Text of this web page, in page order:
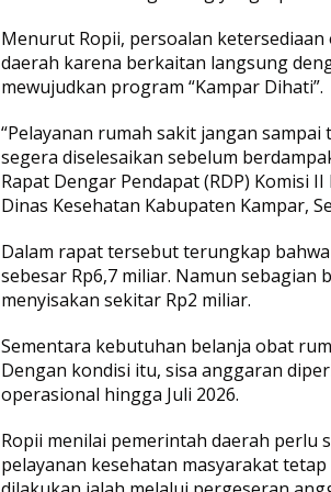
g
r
a
k
p
a
t
A
s
i
A
c
m
a
K
e
k
s
A
p
p
b
o
o
k
n
t
L
n
k
e
Menurut Ropii, persoalan
daerah karena berkaitan langsung
mewujudkan program “Kampar Dihati”.
“Pelayanan rumah sakit jangan
segera diselesaikan sebelum
Rapat Dengar Pendapat (RDP) Komisi
Dinas Kesehatan Kabupaten Kampar,
Dalam rapat tersebut terungkap
sebesar Rp6,7 miliar. Namun
menyisakan sekitar Rp2 miliar.
Sementara kebutuhan belanja obat
Dengan kondisi itu, sisa anggaran
operasional hingga Juli 2026.
Ropii menilai pemerintah daerah perlu
pelayanan kesehatan masyarakat